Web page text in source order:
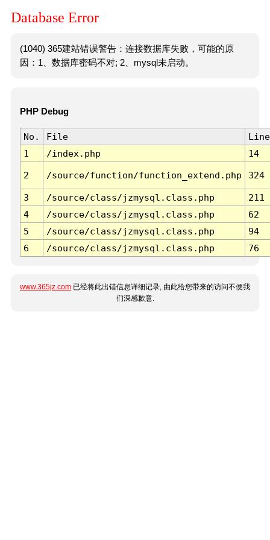
Database Error
(1040) 365建站错误警告：连接数据库失败，可能的原
因：1、数据库密码不对; 2、mysql未启动。
PHP Debug
No. File
Line
1
/index.php 14
2 /source/function/function_extend.php 324
3 /source/class/jzmysql.class.php
211
4
/source/class/jzmysql.class.php
62
5
/source/class/jzmysql.class.php
94
6
/source/class/jzmysql.class.php 76
www.365jz.com 已经将此出错信息详细记录, 由此给您带来的访问不便我
们深感歉意.